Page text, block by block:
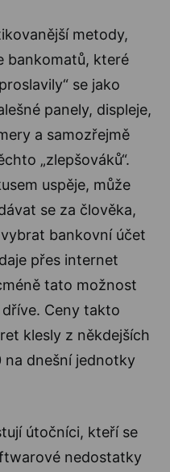
metody,
bankomatů, které
se jako
panely, displeje,
a samozřejmě
„zlepšováků“.
uspěje, může
se za člověka,
bankovní účet
přes internet
tato možnost
Ceny takto
klesly z někdejších
na dnešní jednotky
útočníci, kteří se
nedostatky